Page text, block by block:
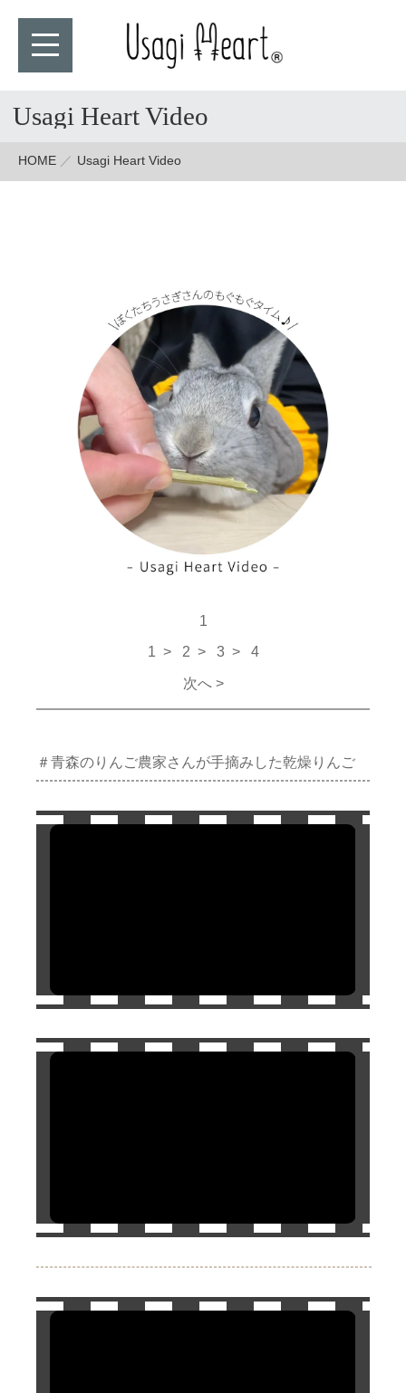
Usagi Heart Video
HOME Usagi Heart Video
1
1 > 2 > 3> 4
次へ >
＃青森のりんご農家さんが手摘みした乾燥りんご